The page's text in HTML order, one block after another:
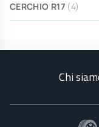
CERCHIO R17 (4)
Chi